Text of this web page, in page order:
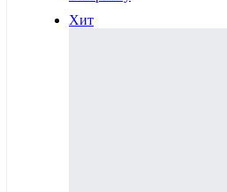
Хит